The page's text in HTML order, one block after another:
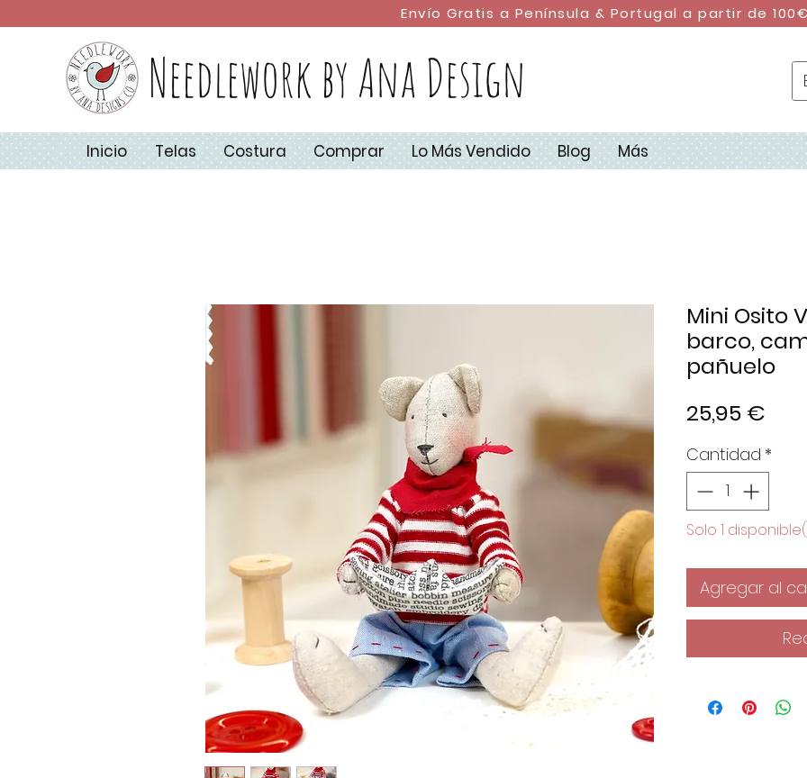
Envío Gratis a Península & Portugal a partir de 100€
Needlework by Ana Design
Inicio Telas Costura Comprar Lo Más Vendido Blog Más
Mini Osito
barco,
pañuelo
25,95 €
Cantidad *
Solo 1
Agregar al